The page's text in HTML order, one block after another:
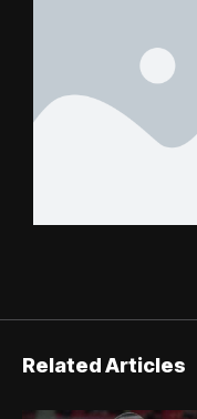
Related Articles